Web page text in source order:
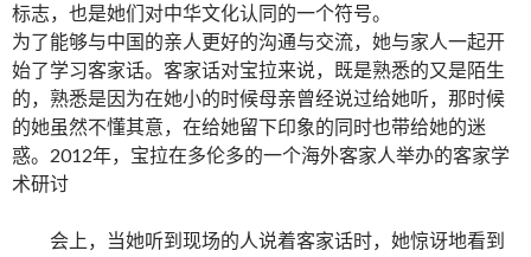
标志，也是她们对中华文化认同的一个符号。
为了能够与中国的亲人更好的沟通与交流，她与家人一起开
始了学习客家话。客家话对宝拉来说，既是熟悉的又是陌生
的，熟悉是因为在她小的时候母亲曾经说过给她听，那时候
的她虽然不懂其意，在给她留下印象的同时也带给她的迷
惑。2012年，宝拉在多伦多的一个海外客家人举办的客家学
术研讨
会上，当她听到现场的人说着客家话时，她惊讶地看到